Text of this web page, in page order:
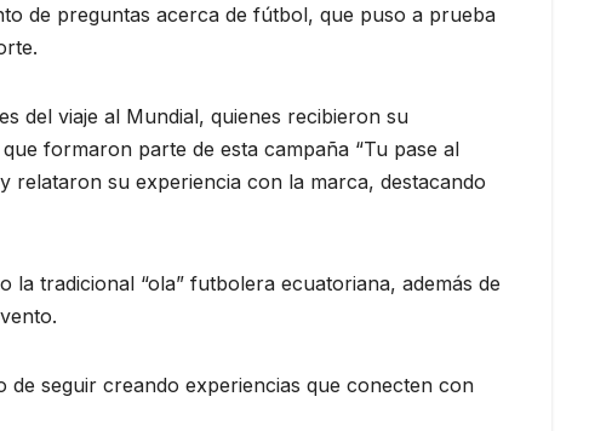
de preguntas acerca de fútbol, que puso a prueba
del viaje al Mundial, quienes recibieron su
formaron parte de esta campaña “Tu pase al
relataron su experiencia con la marca, destacando
tradicional “ola” futbolera ecuatoriana, además de
de seguir creando experiencias que conecten con